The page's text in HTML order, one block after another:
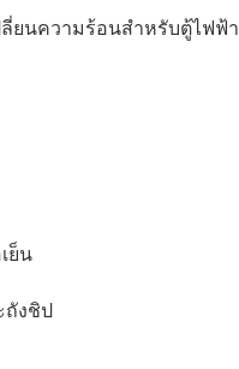
ลี่ยนความร้อนสำหรับตู้ไฟฟ้า
ย็น
ถังชิป